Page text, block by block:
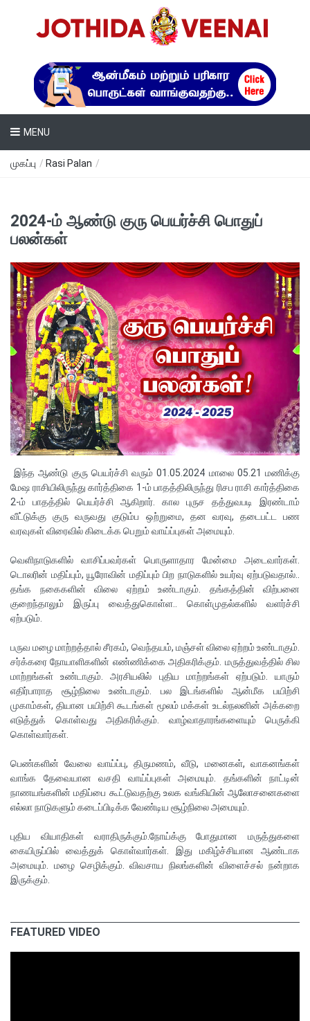
MENU
முகப்பு / Rasi Palan /
2024-ம் ஆண்டு குரு பெயர்ச்சி பொதுப்
பலன்கள்
இந்த ஆண்டு குரு பெயர்ச்சி வரும் 01.05.2024 மாலை 05.21 மணிக்கு
மேஷ ராசியிலிருந்து கார்த்திகை 1-ம் பாதத்திலிருந்து ரிசப ராசி கார்த்திகை
2-ம் பாதத்தில் பெயர்ச்சி ஆகிறார். கால புருச தத்துவபடி இரண்டாம்
வீட்டுக்கு குரு வருவது குடும்ப ஒற்றுமை, தன வரவு, தடைபட்ட பண
வரவுகள் விரைவில் கிடைக்க பெறும் வாய்ப்புகள் அமையும்.
வெளிநாடுகளில் வாசிப்பவர்கள் பொருளாதார மேன்மை அடைவார்கள்.
டொலரின் மதிப்பும், யூரோவின் மதிப்பும் பிற நாடுகளில் உயர்வு ஏற்படுவதால்..
தங்க நகைகளின் விலை ஏற்றம் உண்டாகும். தங்கத்தின் விற்பனை
குறைந்தாலும் இருப்பு வைத்துகொள்ள.. கொள்முதல்களில் வளர்ச்சி
ஏற்படும்.
பருவ மழை மாற்றத்தால் சீரகம், வெந்தயம், மஞ்சள் விலை ஏற்றம் உண்டாகும்.
சர்க்கரை நோயாளிகளின் எண்ணிக்கை அதிகரிக்கும். மருத்துவத்தில் சில
மாற்றங்கள் உண்டாகும். அரசியலில் புதிய மாற்றங்கள் ஏற்படும். யாரும்
எதிர்பாராத சூழ்நிலை உண்டாகும். பல இடங்களில் ஆன்மீக பயிற்சி
முகாம்கள், தியான பயிற்சி கூடங்கள் மூலம் மக்கள் உடல்நலனின் அக்கறை
எடுத்துக் கொள்வது அதிகரிக்கும். வாழ்வாதாரங்களையும் பெருக்கி
கொள்வார்கள்.
பெண்களின் வேலை வாய்ப்பு, திருமணம், வீடு, மனைகள், வாகனங்கள்
வாங்க தேவையான வசதி வாய்ப்புகள் அமையும். தங்களின் நாட்டின்
நாணயங்களின் மதிப்பை கூட்டுவதற்கு உலக வங்கியின் ஆலோசனைகளை
எல்லா நாடுகளும் கடைப்பிடிக்க வேண்டிய சூழ்நிலை அமையும்.
புதிய வியாதிகள் வராதிருக்கும்.நோய்க்கு போதுமான மருத்துகளை
கையிருப்பில் வைத்துக் கொள்வார்கள். இது மகிழ்ச்சியான ஆண்டாக
அமையும். மழை செழிக்கும். விவசாய நிலங்களின் விளைச்சல் நன்றாக
இருக்கும்.
FEATURED VIDEO